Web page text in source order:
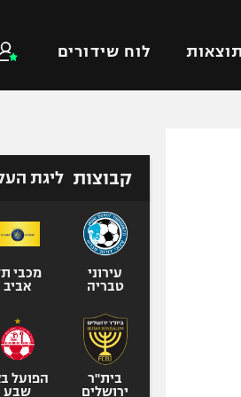
תוצאות לוח שידורים
טניס
כדורעף
ספורט
קבוצות ליגת
עירוני
טבריה
מכבי
אביב
בית"ר
ירושלים
הפועל
שבע